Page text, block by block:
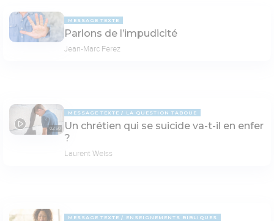
MESSAGE TEXTE
Parlons de l’impudicité
Jean-Marc Ferez
02:50
MESSAGE TEXTE LA QUESTION TABOUE
Un chrétien qui se suicide va-t-il en enfer
?
Laurent Weiss
MESSAGE TEXTE ENSEIGNEMENTS BIBLIQUES